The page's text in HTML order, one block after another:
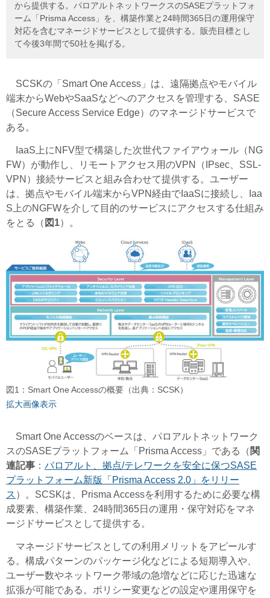
から提供する。パロアルトネットワークスのSASEプラットフォ
ーム「Prisma Access」を、構築作業と24時間365日の運用保守
対応を含むマネージドサービスとして提供する。販売目標とし
て今後3年間で50社を掲げる。
SCSKの「Smart One Access」は、遠隔拠点やモバイル
端末からWebやSaaSなどへのアクセスを管理する、SASE
（Secure Access Service Edge）のマネージドサービスで
ある。
IaaS上にNFV型で構築した次世代ファイアウォール（NG
FW）が動作し、リモートアクセス用のVPN（IPsec、SSL-
VPN）接続サービスと組み合わせて提供する。ユーザー
は、拠点やモバイル端末からVPN経由でIaaSに接続し、Iaa
S上のNGFWを介して目的のサービスにアクセスする仕組み
をとる（ 図1）。
図1：Smart One Accessの概要（出典：SCSK）
拡大画像表示
Smart One Accessのベースは、パロアルトネットワーク
スのSASEプラットフォーム「Prisma Access」である（ 関
連記事 ： パロアルト、拠点/テレワークを安全に保つSASE
プラットフォーム新版「Prisma Access 2.0」をリリー
ス ）。SCSKは、Prisma Accessを利用するために必要な構
成要素、構築作業、24時間365日の運用・保守対応をマネ
ージドサービスとして提供する。
マネージドサービスとしての利用メリットをアピールす
る。構成パターンのパッケージ化などによる短期導入や、
ユーザー数やネットワーク帯域の急増などに応じた迅速な
拡張が可能である。ポリシー変更などの設定や運用保守を